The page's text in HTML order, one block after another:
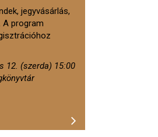
jegyvásárlás,
A program
12. (szerda) 15:00